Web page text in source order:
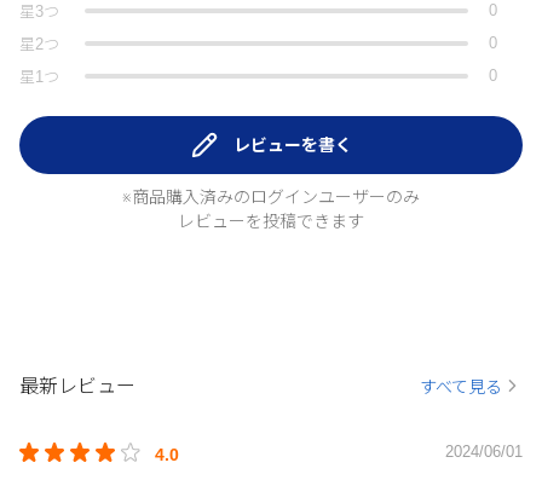
星 3つ
0
星 2つ
0
星 1つ 0
レビューを書く
※商品購入済みのログインユーザーのみ
レビューを投稿できます
最新レビュー すべて見る
4.0 2024/06/01